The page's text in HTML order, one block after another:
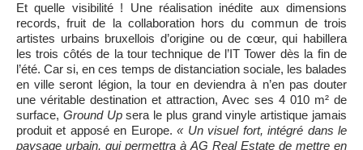
Et quelle visibilité ! Une réalisation inédite aux dimensions
records, fruit de la collaboration hors du commun de trois
artistes urbains bruxellois d’origine ou de cœur, qui habillera
les trois côtés de la tour technique de l’IT Tower dès la fin de
l’été. Car si, en ces temps de distanciation sociale, les balades
en ville seront légion, la tour en deviendra à n’en pas douter
une véritable destination et attraction, Avec ses 4 010 m² de
surface, Ground Upsera le plus grand vinyle artistique jamais
produit et apposé en Europe.« Un visuel fort, intégré dans le
paysage urbain, qui permettra à AG Real Estate de mettre en